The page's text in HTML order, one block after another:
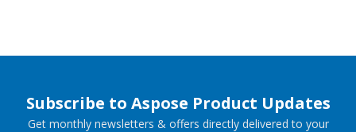
Subscribe to Aspose Product Updates
Get monthly newsletters & offers directly delivered to your